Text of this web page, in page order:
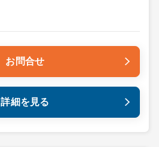
お問合せ
詳細を見る